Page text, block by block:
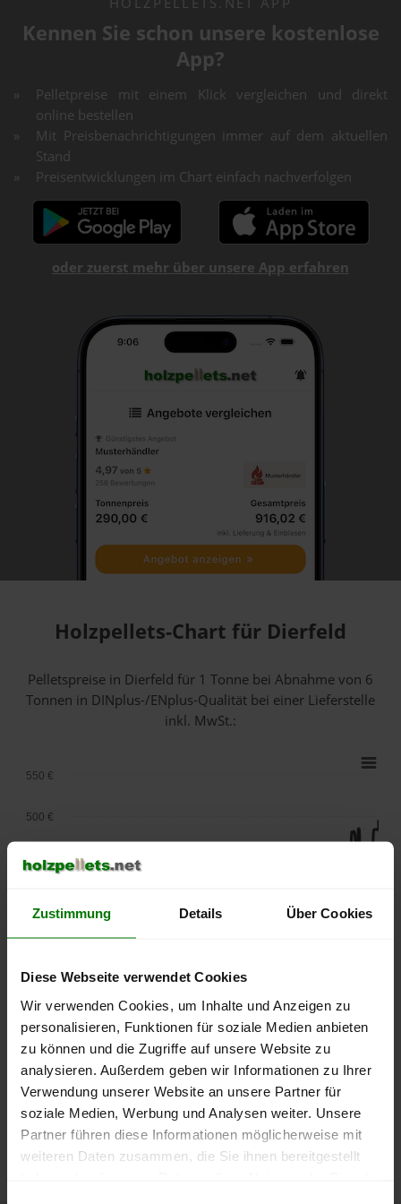
Zustimmung Details Über Cookies
Diese Webseite verwendet Cookies
Wir verwenden Cookies, um Inhalte und Anzeigen zu
personalisieren, Funktionen für soziale Medien anbieten
zu können und die Zugriffe auf unsere Website zu
analysieren. Außerdem geben wir Informationen zu Ihrer
Verwendung unserer Website an unsere Partner für
soziale Medien, Werbung und Analysen weiter. Unsere
Partner führen diese Informationen möglicherweise mit
weiteren Daten zusammen, die Sie ihnen bereitgestellt
Kennen Sie schon unsere kostenlose
App?
Pelletpreise mit einem Klick vergleichen und direkt
online bestellen
Mit Preisbenachrichtigungen immer auf dem aktuellen
Stand
Preisentwicklungen im Chart einfach nachverfolgen
oder zuerst mehr über unsere App erfahren
Holzpellets-Chart für Dierfeld
Pelletspreise in Dierfeld für 1 Tonne bei Abnahmevon 6
Tonnen in DINplus-/ENplus-Qualität bei einer Lieferstelle
inkl. MwSt.:
lose Ware Sackware
September
2025
Januar
2026
Mai
2026
250 €
300 €
350 €
450 €
500 €
550 €
Die aktuelle Preisentwicklung für Holzpellets in Deutschland
können Sie jederzeit auf unsererPelletspreise-Seite
nachvollziehen.